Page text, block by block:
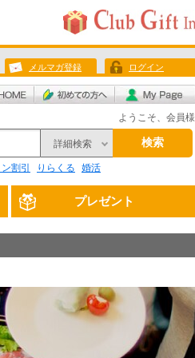
メルマガ登録 ログイン
ようこそ、会員様
詳細検索 検索
割引 りらくる 婚活
プレゼント